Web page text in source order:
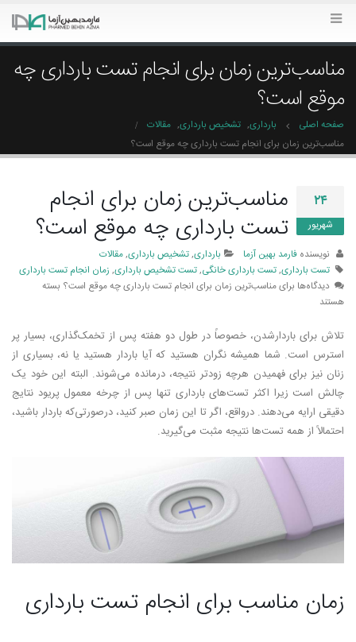
مناسب‌ترین زمان برای انجام تست بارداری چه
موقع است؟
صفحه اصلی بارداری, تشخیص بارداری, مقالات
مناسب‌ترین زمان برای انجام تست بارداری چه موقع است؟
۲۴
شهریور
مناسب‌ترین زمان برای انجام
تست بارداری چه موقع است؟
نویسنده فارمد بهین آزما بارداری,تشخیص بارداری,مقالات
تست بارداری,تست بارداری خانگی,تست تشخیص بارداری, زمان انجام تست بارداری
دیدگاه‌ها برای مناسب‌ترین زمان برای انجام تست بارداری چه موقع است؟ بسته
هستند
تلاش برای باردارشدن، خصوصاً در طول دو هفته پس از تخمک­‌گذاری، بسیار پر
استرس است. شما همیشه نگران هستید که آیا باردار هستید یا نه، بسیاری از
زنان نیز برای فهمیدن هرچه زودتر نتیجه، درمانده می‌شوند. البته این خود یک
چالش است زیرا اکثر تست‌های بارداری تنها پس از چرخه معمول پریود نتایج
دقیقی ارایه می­‌دهند. درواقع، اگر تا این زمان صبر کنید، درصورتی‌که باردار باشید،
احتمالاً از همه تست­‌ها نتیجه مثبت می­‌گیرید.
زمان مناسب برای انجام تست بارداری